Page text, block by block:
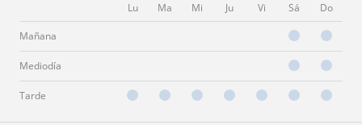
Lu Ma Mi Ju Vi Sá Do
Mañana
Mediodía
Tarde